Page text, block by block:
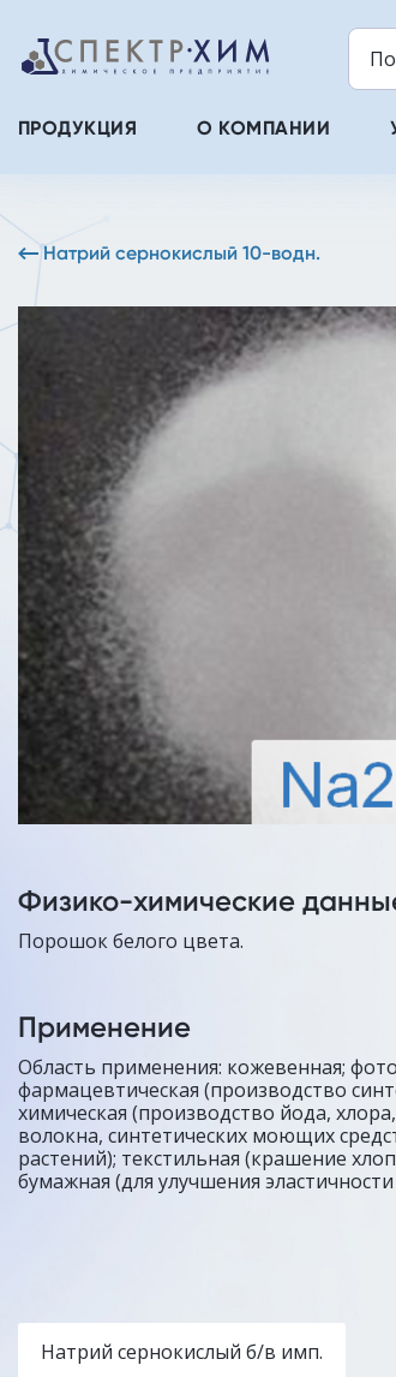
ПРОДУКЦИЯ О КОМПАНИИ
Натрий сернокислый 10-водн.
Физико-химические
Порошок белого цвета.
Применение
Область применения: кожевенная;
фармацевтическая (производство
химическая (производство йода,
волокна, синтетических моющих
растений); текстильная (крашение
бумажная (для улучшения
Натрий сернокислый б/в имп.